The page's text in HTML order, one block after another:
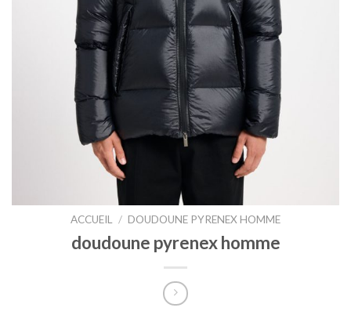
ACCUEIL / DOUDOUNE PYRENEX HOMME
doudoune pyrenex homme